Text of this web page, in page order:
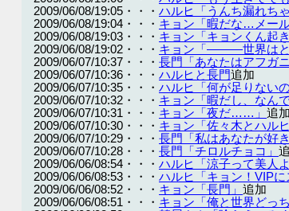
2009/06/08/19:05・・・ ハルヒ「うんち漏れち
2009/06/08/19:04・・・ キョン「暇だな…メール
2009/06/08/19:03・・・ キョン「キョンくん起き
2009/06/08/19:02・・・ キョン「―――世界はと
2009/06/07/10:37・・・ 長門「あなたはアフガ
2009/06/07/10:36・・・ ハルヒと長門追加
2009/06/07/10:35・・・ ハルヒ「何が足りない
2009/06/07/10:32・・・ キョン「暇だし、なん
2009/06/07/10:31・・・ キョン「夜だ……」 追加
2009/06/07/10:30・・・ キョン「佐々木とハル
2009/06/07/10:29・・・ 長門「私はあなたが好き
2009/06/07/10:28・・・ 長門「チロルチョコ」
2009/06/06/08:54・・・ ハルヒ「涼子って美人
2009/06/06/08:53・・・ ハルヒ「キョン！VIPに
2009/06/06/08:52・・・ キョン「長門」 追加
2009/06/06/08:51・・・ キョン「俺と世界どっ